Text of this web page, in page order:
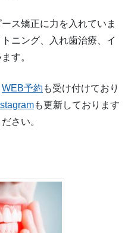
ス矯正に力を入れていま
ニング、入れ歯治療、イ
す。
WEB予約 も受け付けており
も更新しております
さい。